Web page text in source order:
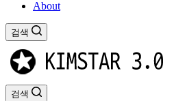
About
검색
검색